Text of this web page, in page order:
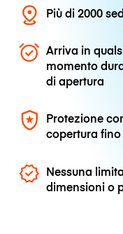
Più di 2000
Arriva in
momento
di apertura
Protezione
copertura
Nessuna
dimensioni o